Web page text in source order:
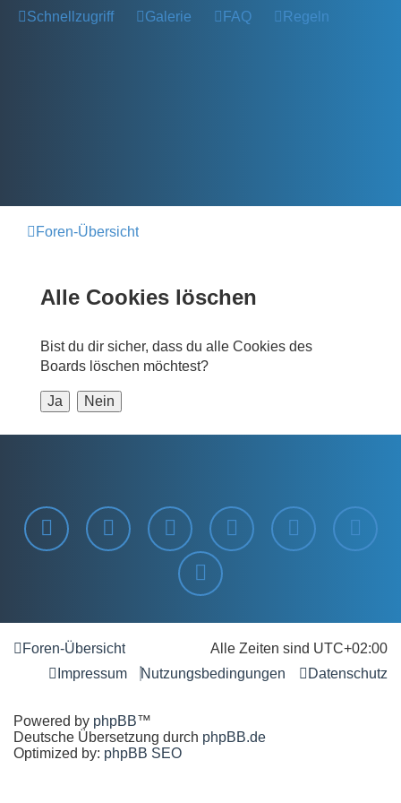
Schnellzugriff Galerie FAQ Regeln
Foren-Übersicht
Alle Cookies löschen
Bist du dir sicher, dass du alle Cookies des
Boards löschen möchtest?
Foren-Übersicht Alle Zeiten sind UTC+02:00
Datenschutz
Nutzungsbedingungen
Impressum
Powered by phpBB™
Deutsche Übersetzung durch phpBB.de
Optimized by: phpBB SEO